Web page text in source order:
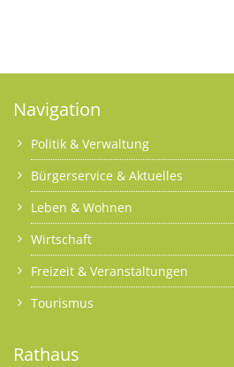
Navigation
Politik & Verwaltung
Bürgerservice & Aktuelles
Leben & Wohnen
Wirtschaft
Freizeit & Veranstaltungen
Tourismus
Rathaus